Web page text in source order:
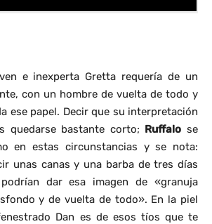
e inexperta Gretta requería de un
con un hombre de vuelta de todo y
ese papel. Decir que su interpretación
quedarse bastante corto; Ruffalo se
en estas circunstancias y se nota:
unas canas y una barba de tres días
dar esa imagen de «granuja
y de vuelta de todo». En la piel
Dan es de esos tíos que te